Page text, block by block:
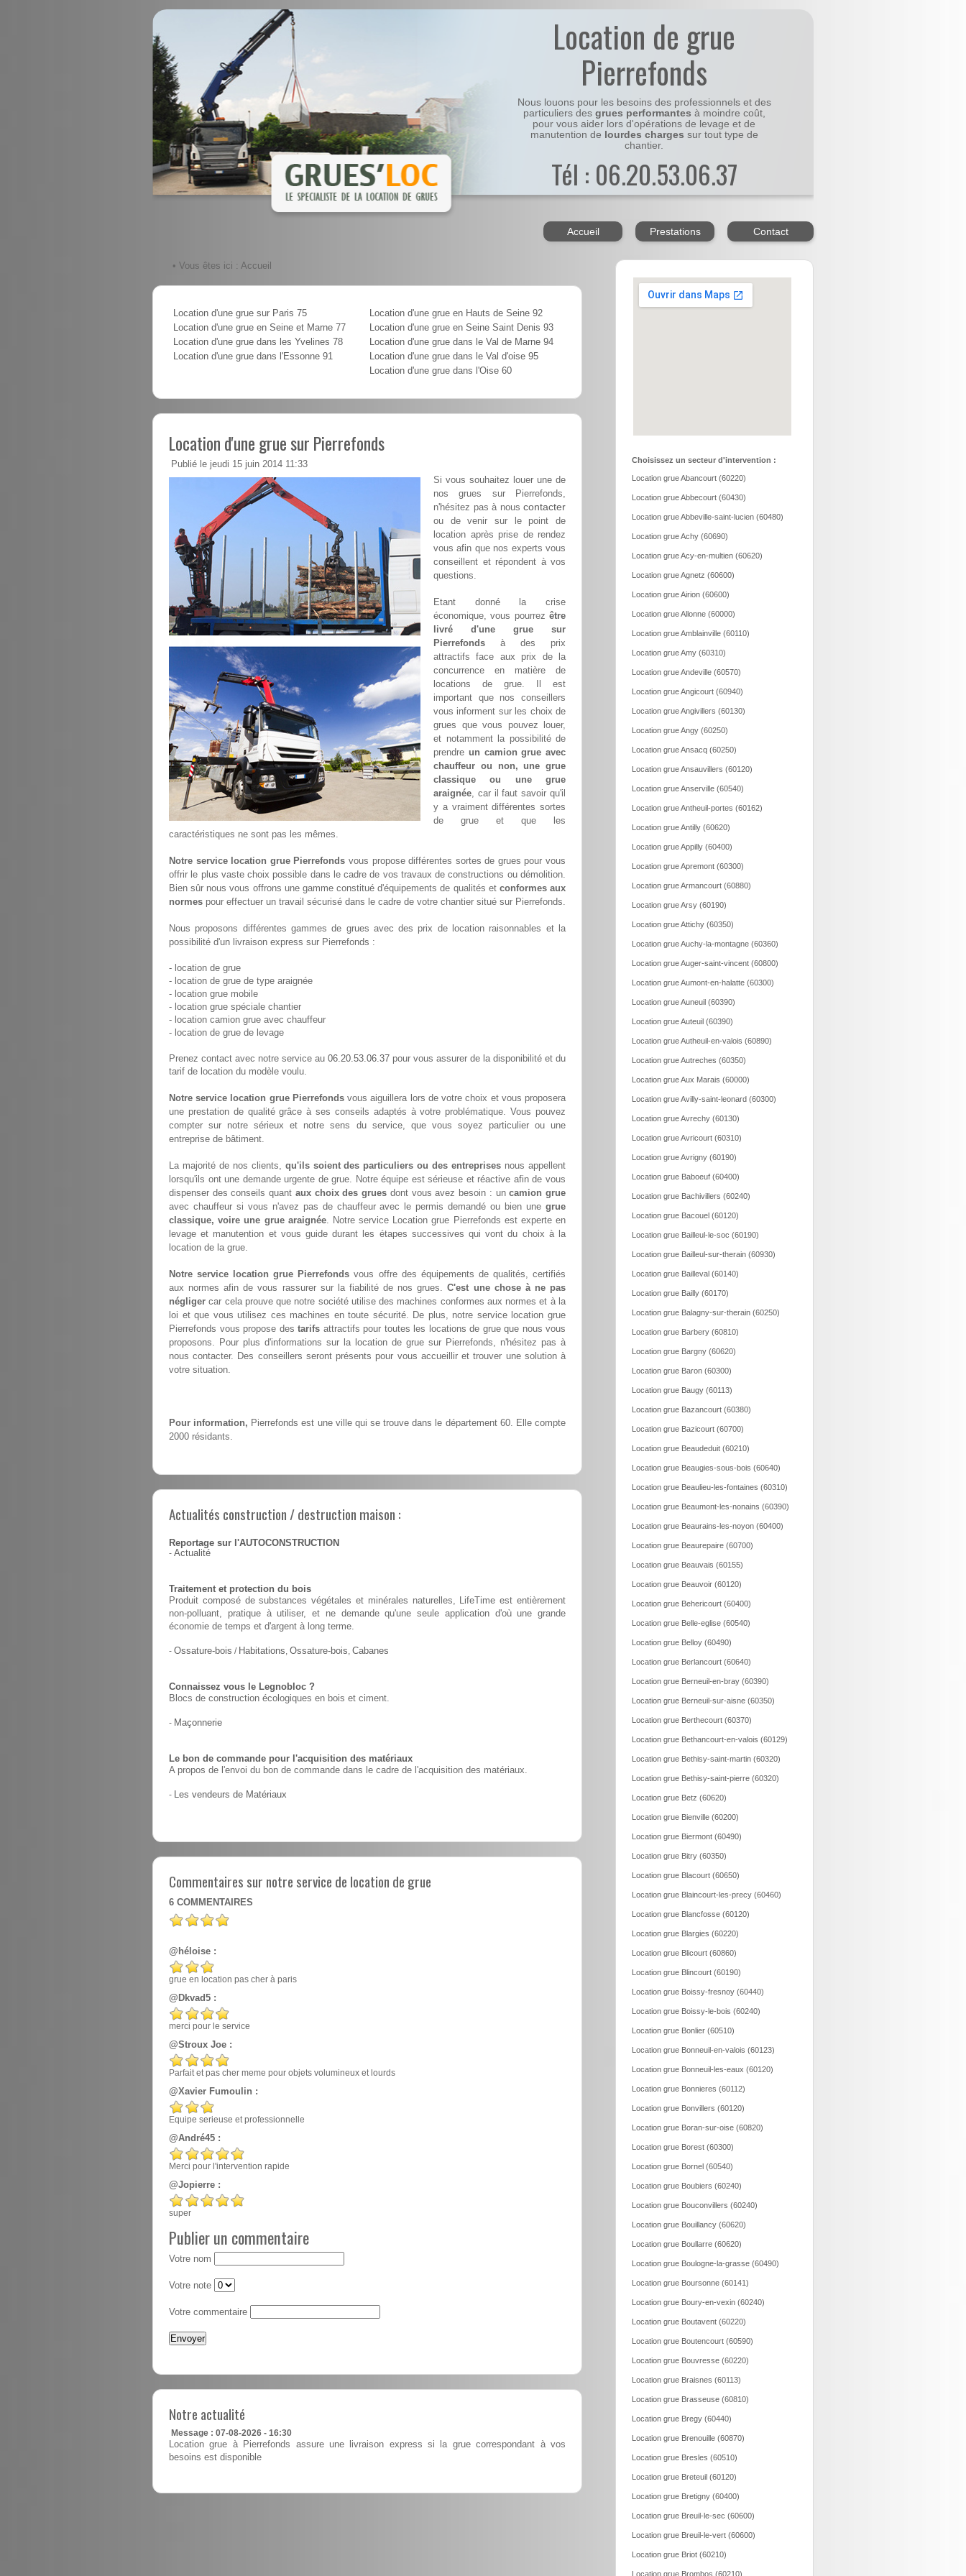
Location de grue
Pierrefonds
Nous louons pour les besoins des professionnels et des
particuliers des grues performantes à moindre coût,
pour vous aider lors d'opérations de levage et de
manutention de lourdes charges sur tout type de
chantier.
Tél : 06.20.53.06.37
Accueil Prestations Contact
• Vous êtes ici : Accueil
Location d'une grue sur Paris 75
Location d'une grue en Seine et Marne 77
Location d'une grue dans les Yvelines 78
Location d'une grue dans l'Essonne 91
Location d'une grue en Hauts de Seine 92
Location d'une grue en Seine Saint Denis 93
Location d'une grue dans le Val de Marne 94
Location d'une grue dans le Val d'oise 95
Location d'une grue dans l'Oise 60
Location d'une grue sur Pierrefonds
Publié le jeudi 15 juin 2014 11:33
Si vous souhaitez louer une de
nos grues sur Pierrefonds,
n'hésitez pas à nous contacter
ou de venir sur le point de
location après prise de rendez
vous afin que nos experts vous
conseillent et répondent à vos
questions.
Etant donné la crise
économique, vous pourrez être
livré d'une grue sur
Pierrefonds à des prix
attractifs face aux prix de la
concurrence en matière de
locations de grue. Il est
important que nos conseillers
vous informent sur les choix de
grues que vous pouvez louer,
et notamment la possibilité de
prendre un camion grue avec
chauffeur ou non, une grue
classique ou une grue
araignée, car il faut savoir qu'il
y a vraiment différentes sortes
de grue et que les
caractéristiques ne sont pas les mêmes.
Notre service location grue Pierrefonds vous propose différentes sortes de grues pour vous
offrir le plus vaste choix possible dans le cadre de vos travaux de constructions ou démolition.
Bien sûr nous vous offrons une gamme constitué d'équipements de qualités et conformes aux
normes pour effectuer un travail sécurisé dans le cadre de votre chantier situé sur Pierrefonds.
Nous proposons différentes gammes de grues avec des prix de location raisonnables et la
possibilité d'un livraison express sur Pierrefonds :
- location de grue
- location de grue de type araignée
- location grue mobile
- location grue spéciale chantier
- location camion grue avec chauffeur
- location de grue de levage
Prenez contact avec notre service au 06.20.53.06.37 pour vous assurer de la disponibilité et du
tarif de location du modèle voulu.
Notre service location grue Pierrefondsvous aiguillera lors de votre choix et vous proposera
une prestation de qualité grâce à ses conseils adaptés à votre problématique. Vous pouvez
compter sur notre sérieux et notre sens du service, que vous soyez particulier ou une
entreprise de bâtiment.
La majorité de nos clients, qu'ils soient des particuliers ou des entreprises nous appellent
lorsqu'ils ont une demande urgente de grue. Notre équipe est sérieuse et réactive afin de vous
dispenser des conseils quant aux choix des grues dont vous avez besoin : uncamion grue
avec chauffeur si vous n'avez pas de chauffeur avec le permis demandé ou bien une grue
classique, voire une grue araignée. Notre service Location grue Pierrefonds est experte en
levage et manutention et vous guide durant les étapes successives qui vont du choix à la
location de la grue.
Notre service location grue Pierrefonds vous offre des équipements de qualités, certifiés
aux normes afin de vous rassurer sur la fiabilité de nos grues.C'est une chose à ne pas
négliger car cela prouve que notre société utilise des machines conformes aux normes et à la
loi et que vous utilisez ces machines en toute sécurité. De plus, notre service location grue
Pierrefonds vous propose des tarifs attractifs pour toutes les locations de grue que nous vous
proposons. Pour plus d'informations sur la location de grue sur Pierrefonds, n'hésitez pas à
nous contacter. Des conseillers seront présents pour vous accueillir et trouver une solution à
votre situation.
Pour information, Pierrefonds est une ville qui se trouve dans le département 60. Elle compte
2000 résidants.
Actualités construction / destruction maison :
Reportage sur l'AUTOCONSTRUCTION
- Actualité
Traitement et protection du bois
Produit composé de substances végétales et minérales naturelles, LifeTime est entièrement
non-polluant, pratique à utiliser, et ne demande qu'une seule application d'où une grande
économie de temps et d'argent à long terme.
- Ossature-bois / Habitations, Ossature-bois, Cabanes
Connaissez vous le Legnobloc ?
Blocs de construction écologiques en bois et ciment.
- Maçonnerie
Le bon de commande pour l'acquisition des matériaux
A propos de l'envoi du bon de commande dans le cadre de l'acquisition des matériaux.
- Les vendeurs de Matériaux
Commentaires sur notre service de location de grue
6 COMMENTAIRES
@héloise :
grue en location pas cher à paris
@Dkvad5 :
merci pour le service
@Stroux Joe :
Parfait et pas cher meme pour objets volumineux et lourds
@Xavier Fumoulin :
Equipe serieuse et professionnelle
@André45 :
Merci pour l'intervention rapide
@Jopierre :
super
Publier un commentaire
Votre nom
Votre note
Votre commentaire
Notre actualité
Message : 07-08-2026 - 16:30
Location grue à Pierrefonds assure une livraison express si la grue correspondant à vos
besoins est disponible
Choisissez un secteur d'intervention :
Location grue Abancourt (60220)
Location grue Abbecourt (60430)
Location grue Abbeville-saint-lucien (60480)
Location grue Achy (60690)
Location grue Acy-en-multien (60620)
Location grue Agnetz (60600)
Location grue Airion (60600)
Location grue Allonne (60000)
Location grue Amblainville (60110)
Location grue Amy (60310)
Location grue Andeville (60570)
Location grue Angicourt (60940)
Location grue Angivillers (60130)
Location grue Angy (60250)
Location grue Ansacq (60250)
Location grue Ansauvillers (60120)
Location grue Anserville (60540)
Location grue Antheuil-portes (60162)
Location grue Antilly (60620)
Location grue Appilly (60400)
Location grue Apremont (60300)
Location grue Armancourt (60880)
Location grue Arsy (60190)
Location grue Attichy (60350)
Location grue Auchy-la-montagne (60360)
Location grue Auger-saint-vincent (60800)
Location grue Aumont-en-halatte (60300)
Location grue Auneuil (60390)
Location grue Auteuil (60390)
Location grue Autheuil-en-valois (60890)
Location grue Autreches (60350)
Location grue Aux Marais (60000)
Location grue Avilly-saint-leonard (60300)
Location grue Avrechy (60130)
Location grue Avricourt (60310)
Location grue Avrigny (60190)
Location grue Baboeuf (60400)
Location grue Bachivillers (60240)
Location grue Bacouel (60120)
Location grue Bailleul-le-soc (60190)
Location grue Bailleul-sur-therain (60930)
Location grue Bailleval (60140)
Location grue Bailly (60170)
Location grue Balagny-sur-therain (60250)
Location grue Barbery (60810)
Location grue Bargny (60620)
Location grue Baron (60300)
Location grue Baugy (60113)
Location grue Bazancourt (60380)
Location grue Bazicourt (60700)
Location grue Beaudeduit (60210)
Location grue Beaugies-sous-bois (60640)
Location grue Beaulieu-les-fontaines (60310)
Location grue Beaumont-les-nonains (60390)
Location grue Beaurains-les-noyon (60400)
Location grue Beaurepaire (60700)
Location grue Beauvais (60155)
Location grue Beauvoir (60120)
Location grue Behericourt (60400)
Location grue Belle-eglise (60540)
Location grue Belloy (60490)
Location grue Berlancourt (60640)
Location grue Berneuil-en-bray (60390)
Location grue Berneuil-sur-aisne (60350)
Location grue Berthecourt (60370)
Location grue Bethancourt-en-valois (60129)
Location grue Bethisy-saint-martin (60320)
Location grue Bethisy-saint-pierre (60320)
Location grue Betz (60620)
Location grue Bienville (60200)
Location grue Biermont (60490)
Location grue Bitry (60350)
Location grue Blacourt (60650)
Location grue Blaincourt-les-precy (60460)
Location grue Blancfosse (60120)
Location grue Blargies (60220)
Location grue Blicourt (60860)
Location grue Blincourt (60190)
Location grue Boissy-fresnoy (60440)
Location grue Boissy-le-bois (60240)
Location grue Bonlier (60510)
Location grue Bonneuil-en-valois (60123)
Location grue Bonneuil-les-eaux (60120)
Location grue Bonnieres (60112)
Location grue Bonvillers (60120)
Location grue Boran-sur-oise (60820)
Location grue Borest (60300)
Location grue Bornel (60540)
Location grue Boubiers (60240)
Location grue Bouconvillers (60240)
Location grue Bouillancy (60620)
Location grue Boullarre (60620)
Location grue Boulogne-la-grasse (60490)
Location grue Boursonne (60141)
Location grue Boury-en-vexin (60240)
Location grue Boutavent (60220)
Location grue Boutencourt (60590)
Location grue Bouvresse (60220)
Location grue Braisnes (60113)
Location grue Brasseuse (60810)
Location grue Bregy (60440)
Location grue Brenouille (60870)
Location grue Bresles (60510)
Location grue Breteuil (60120)
Location grue Bretigny (60400)
Location grue Breuil-le-sec (60600)
Location grue Breuil-le-vert (60600)
Location grue Briot (60210)
Location grue Brombos (60210)